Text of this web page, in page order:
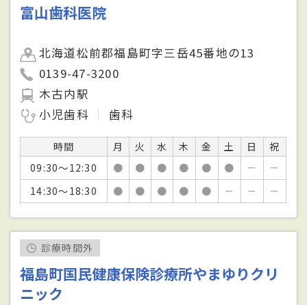
富山歯科医院
北海道松前郡福島町字三岳45番地の13
0139-47-3200
木古内駅
小児歯科
歯科
時間 月 火 水 木 金 土 日
祝
09:30～12:30
● ● ● ● ● ● －
－
14:30～18:30
● ● ● ● ● － － －
診療時間外
福島町国民健康保険診療所やまゆりクリ
ニック